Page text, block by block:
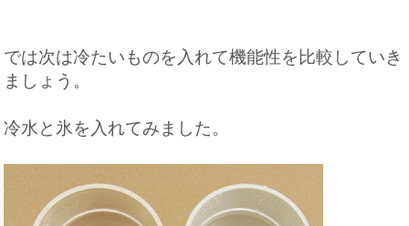
では次は冷たいものを入れて機能性を比較していき
ましょう。
冷水と氷を入れてみました。